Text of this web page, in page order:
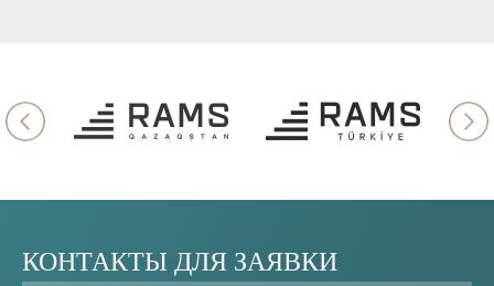
КОНТАКТЫДЛЯ ЗАЯВКИ